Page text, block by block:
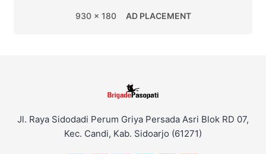
930 x 180 AD PLACEMENT
Jl. Raya Sidodadi Perum Griya Persada Asri Blok RD 07,
Kec. Candi, Kab. Sidoarjo (61271)